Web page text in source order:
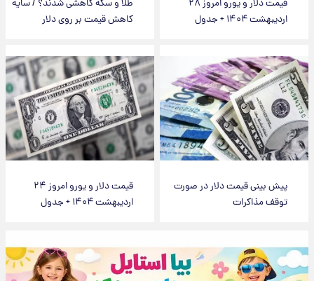
قیمت دلار و یورو امروز ۲۸
اردیبهشت ۱۴۰۴ + جدول
طلا و سکه کاهشی شدند؟ / سایه
کاهش قیمت بر روی دلار
پیش بینی قیمت دلار در صورت
توقف مذاکرات
قیمت دلار و یورو امروز ۲۴
اردیبهشت ۱۴۰۴ + جدول